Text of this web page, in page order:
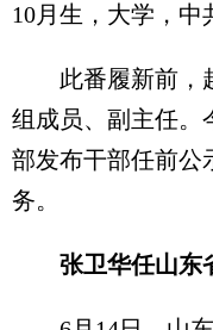
10月生，大学，中
此番履新前，赵
组成员、副主任。
部发布干部任前公
务。
张卫华任山东